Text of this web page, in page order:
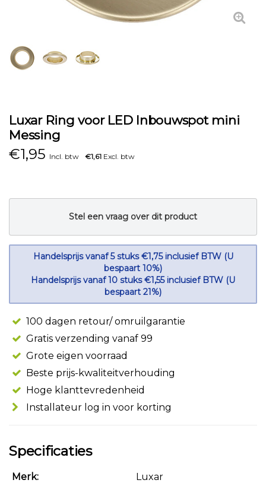
Luxar Ring voor LED Inbouwspot mini
Messing
€1,95 Incl. btw €1,61 Excl. btw
Stel een vraag over dit product
Handelsprijs vanaf 5 stuks €1,75 inclusief BTW (U
bespaart 10%)
Handelsprijs vanaf 10 stuks €1,55 inclusief BTW (U
bespaart 21%)
100 dagen retour/ omruilgarantie
Gratis verzending vanaf 99
Grote eigen voorraad
Beste prijs-kwaliteitverhouding
Hoge klanttevredenheid
Installateur log in voor korting
Specificaties
Merk:
Luxar